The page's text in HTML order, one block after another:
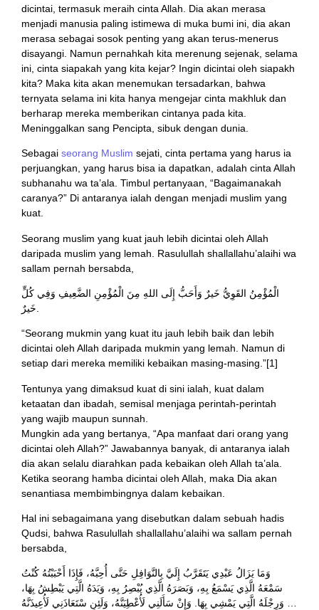
dicintai, termasuk meraih cinta Allah. Dia akan merasa
menjadi manusia paling istimewa di muka bumi ini, dia akan
merasa sebagai sosok penting yang akan terus-menerus
disayangi. Namun pernahkah kita merenung sejenak, selama
ini, cinta siapakah yang kita kejar? Ingin dicintai oleh siapakh
kita? Maka kita akan menemukan tersadarkan, bahwa
ternyata selama ini kita hanya mengejar cinta makhluk dan
berharap mereka memberikan cintanya pada kita.
Meninggalkan sang Pencipta, sibuk dengan dunia.
Sebagai seorang Muslim sejati, cinta pertama yang harus ia
perjuangkan, yang harus bisa ia dapatkan, adalah cinta Allah
subhanahu wa ta’ala. Timbul pertanyaan, “Bagaimanakah
caranya?” Di antaranya ialah dengan menjadi muslim yang
kuat.
Seorang muslim yang kuat jauh lebih dicintai oleh Allah
daripada muslim yang lemah. Rasulullah shallallahu’alaihi wa
sallam pernah bersabda,
الْمُؤْمِنُ القَوِيُّ خَيرٌ وَأَحَبُّ إِلَى اللهِ مِنَ الْمُؤْمِنِ الضَّعِيفِ وَفِي كُلٍّ
“Seorang mukmin yang kuat itu jauh lebih baik dan lebih
dicintai oleh Allah daripada mukmin yang lemah. Namun di
setiap dari mereka memiliki kebaikan masing-masing.”[1]
Tentunya yang dimaksud kuat di sini ialah, kuat dalam
ketaatan dan ibadah, semisal menjaga perintah-perintah
yang wajib maupun sunnah.
Mungkin ada yang bertanya, “Apa manfaat dari orang yang
dicintai oleh Allah?” Jawabannya banyak, di antaranya ialah
dia akan selalu diarahkan pada kebaikan oleh Allah ta’ala.
Ketika seorang hamba dicintai oleh Allah, maka Dia akan
senantiasa membimbingnya dalam kebaikan.
Hal ini sebagaimana yang disebutkan dalam sebuah hadis
Qudsi, bahwa Rasulullah shallallahu’alaihi wa sallam pernah
bersabda,
وَمَا يَزَالُ عَبْدِي يَتَقَرَّبُ إِلَيَّ بِالنَّوَافِلِ حَتَّى أُحِبَّهُ، فَإِذَا أَحْبَبْتُهُ كُنْتُ
سَمْعَهُ الَّذِي يَسْمَعُ بِهِ، وَبَصَرَهُ الَّذِي يُبْصِرُ بِهِ، وَيَدَهُ الَّتِي يَبْطِشُ بِهَا،
وَرِجْلَهُ الَّتِي يَمْشِي بِهَا. وَإِنْ سَأَلَنِي لَأُعْطِيَنَّهُ، وَلَئِنِ سْتَعَاذَنِي لَأُعِيذَنَّهُ …